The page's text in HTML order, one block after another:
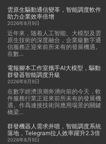
雲原生驅動通信變革，智能調度軟件
助力企業效率倍增
2026年8月9日
近年來，随着人工智能、大模型及雲
原生技術的深度融合，企業級數字通
信服務正迎來前所未有的發展機遇。
在數...
電報腳本工作室攜手AI大模型，驅動
群發器智能調度升級
2026年8月9日
在數字經濟浪潮奔湧向前的今天，軟
件服務行業正迎來前所未有的發展機
遇。作爲連接技術與應用場景的關鍵
橋梁...
群發機器人需求井噴，智能調度系統
落地，Telegram拉人效率躍升2.3倍
2026年8月9日